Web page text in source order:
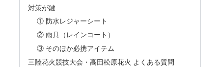
対策が鍵
① 防水レジャーシート
② 雨具（レインコート）
③ そのほか必携アイテム
三陸花火競技大会・高田松原花火 よくある質問